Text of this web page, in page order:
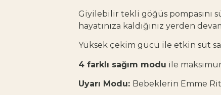
Giyilebilir tekli göğüs pompasını
hayatınıza kaldığınız yerden
Yüksek çekim gücü ile etkin süt
4 farklı sağım modu ile
Uyarı Modu: Bebeklerin Emme